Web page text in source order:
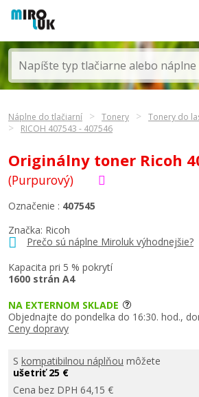
Náplne do tlačiarní Tonery
Tonery do
RICOH 407543 - 407546
Originálny toner Ricoh
(Purpurový)
Značka: Ricoh
Prečo sú náplne Miroluk výhodnejšie?
Kapacita pri 5 % pokrytí
1600 strán A4
Označenie : 407545
NA EXTERNOM SKLADE
Objednajte do pondelka do 16:30. hod.,
Ceny dopravy
S kompatibilnou náplňou môžete
ušetriť 25 €
Cena bez DPH 64,15 €